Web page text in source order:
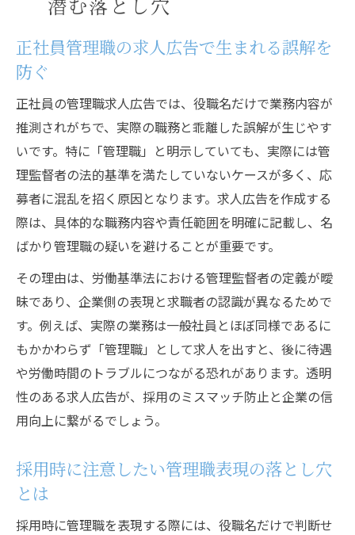
正社員管理職の求人広告で生まれる誤解を
防ぐ
正社員の管理職求人広告では、役職名だけで業務内容が
推測されがちで、実際の職務と乖離した誤解が生じやす
いです。特に「管理職」と明示していても、実際には管
理監督者の法的基準を満たしていないケースが多く、応
募者に混乱を招く原因となります。求人広告を作成する
際は、具体的な職務内容や責任範囲を明確に記載し、名
ばかり管理職の疑いを避けることが重要です。
その理由は、労働基準法における管理監督者の定義が曖
昧であり、企業側の表現と求職者の認識が異なるためで
す。例えば、実際の業務は一般社員とほぼ同様であるに
もかかわらず「管理職」として求人を出すと、後に待遇
や労働時間のトラブルにつながる恐れがあります。透明
性のある求人広告が、採用のミスマッチ防止と企業の信
用向上に繋がるでしょう。
採用時に注意したい管理職表現の落とし穴
とは
採用時に管理職を表現する際には、役職名だけで判断せ